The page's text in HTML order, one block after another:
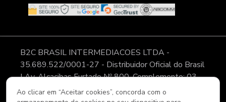
B2C BRASIL INTERMEDIACOES LTDA -
35.689.522/0001-27 - Distribuidor Oficial do Brasil
| Av. Alcacibas Furtado Nº 800, Complemento: 03,
Modulo 11, Pátio 02, CLGV - Bairro: Canaã - Cidade:
Ao clicar em “Aceitar cookies”, concorda com o